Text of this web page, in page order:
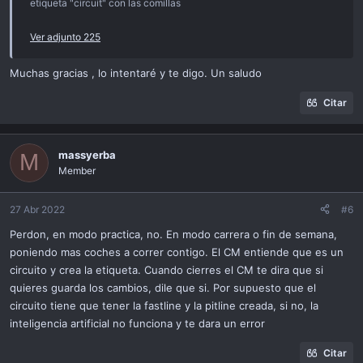
etiqueta "circuit" con las comillas
Ver adjunto 225
Muchas gracias , lo intentaré y te digo. Un saludo
Citar
M massyerba
Member
27 Abr 2022 #6
Perdon, en modo practica, no. En modo carrera o fin de semana,
poniendo mas coches a correr contigo. El CM entiende que es un
circuito y crea la etiqueta. Cuando cierres el CM te dira que si
quieres guarda los cambios, dile que si. Por supuesto que el
circuito tiene que tener la fastline y la pitline creada, si no, la
inteligencia artificial no funciona y te dara un error
Citar